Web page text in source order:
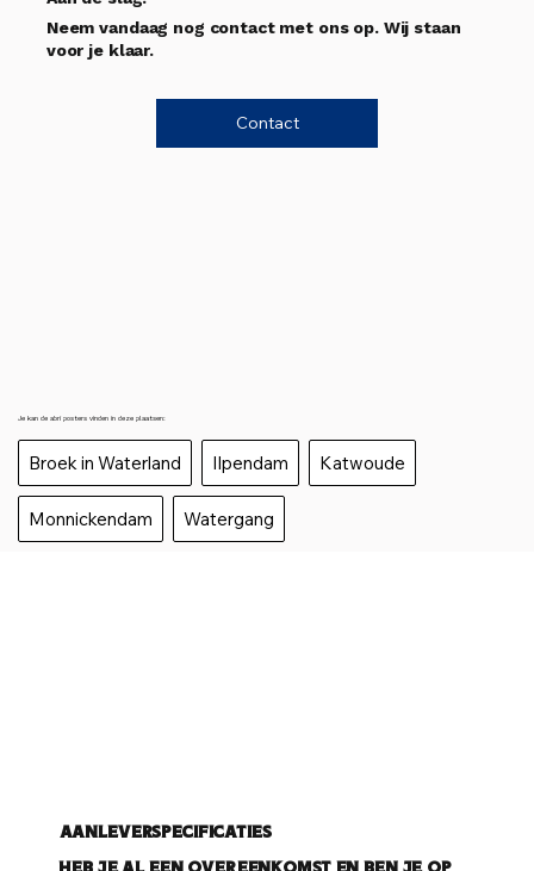
Je kan de abri posters vinden in deze plaatsen:
Broek in Waterland Ilpendam Katwoude
Monnickendam Watergang
Neem vandaag nog contact met ons op. Wij staan
voor je klaar.
Contact
Aanleverspecificaties